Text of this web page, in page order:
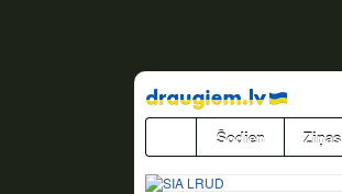
Pāriet
uz
saturu
Šodien Ziņas